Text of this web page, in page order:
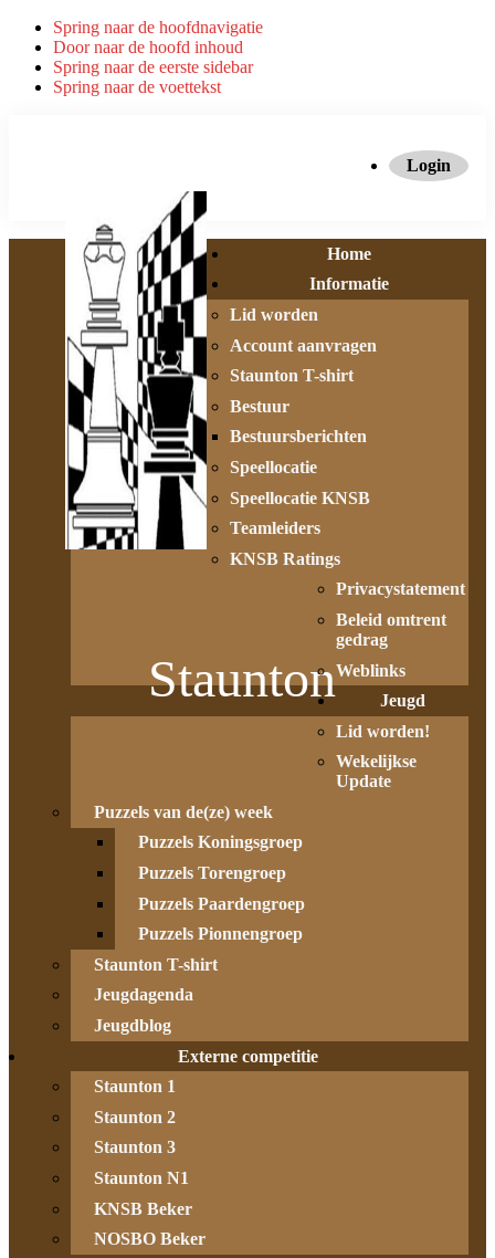
Spring naar de hoofdnavigatie
Door naar de hoofd inhoud
Spring naar de eerste sidebar
Spring naar de voettekst
Login
Staunton
Home
Informatie
Lid worden
Account aanvragen
Staunton T-shirt
Bestuur
Bestuursberichten
Speellocatie
Speellocatie KNSB
Teamleiders
KNSB Ratings
Privacystatement
Beleid omtrent
gedrag
Weblinks
Jeugd
Lid worden!
Wekelijkse
Update
Puzzels van de(ze) week
Puzzels Koningsgroep
Puzzels Torengroep
Puzzels Paardengroep
Puzzels Pionnengroep
Staunton T-shirt
Jeugdagenda
Jeugdblog
Externe competitie
Staunton 1
Staunton 2
Staunton 3
Staunton N1
KNSB Beker
NOSBO Beker